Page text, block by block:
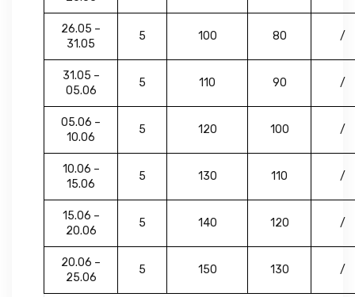
26.05 –
31.05
5 100 80 /
31.05 –
05.06
5 110 90 /
05.06 –
10.06
5 120 100 /
10.06 –
15.06
5 130 110 /
15.06 –
20.06
5 140 120 /
20.06 –
25.06
5 150 130 /